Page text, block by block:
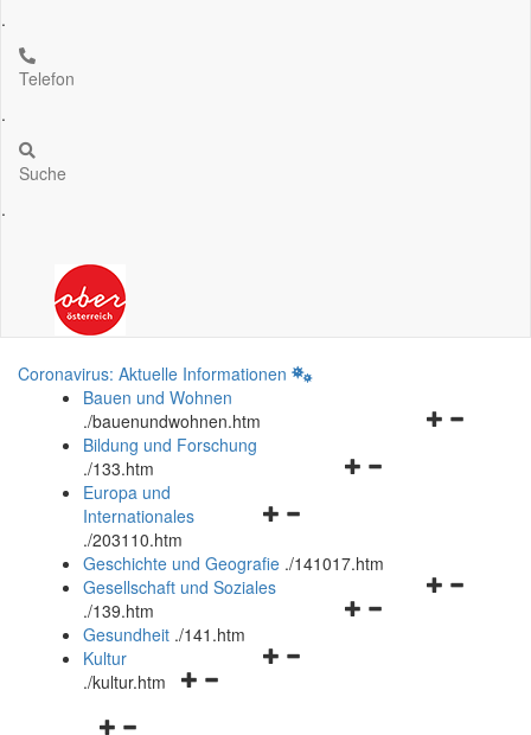
.
Telefon
.
Suche
.
Coronavirus: Aktuelle Informationen
Bauen und Wohnen
./bauenundwohnen.htm
Navigationsmenü
Bildung und Forschung
./133.htm
Navigationsmenü
und
schließen
Europa und
Internationales
./203110.htm
Geschichte und Geografie ./141017.htm
Navigationsmenü
Gesellschaft und Soziales
./139.htm
Navigationsmenü
Gesundheit ./141.htm
Navigationsmenü
Kultur
./kultur.htm
Navigationsmenü